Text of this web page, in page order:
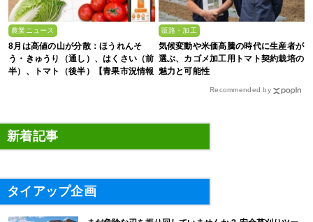
農業ニュース
8月は高値の山が分散：ほうれんそ
う・きゅうり（通し）、はくさい（前
半）、トマト（後半）【青果市況情報
販路・加工
気候変動や米価高騰の時代に生産者が
選ぶ、カゴメ加工用トマト契約栽培の
魅力と可能性
Recommended by
新着記事
タイアップ企画